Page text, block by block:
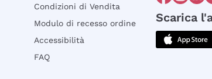
Condizioni di Vendita
Modulo di recesso ordine
Accessibilità
FAQ
Scarica